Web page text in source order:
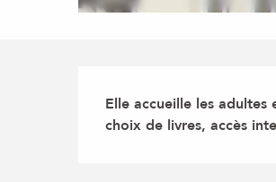
Elle accueille les adultes
choix de livres, accès